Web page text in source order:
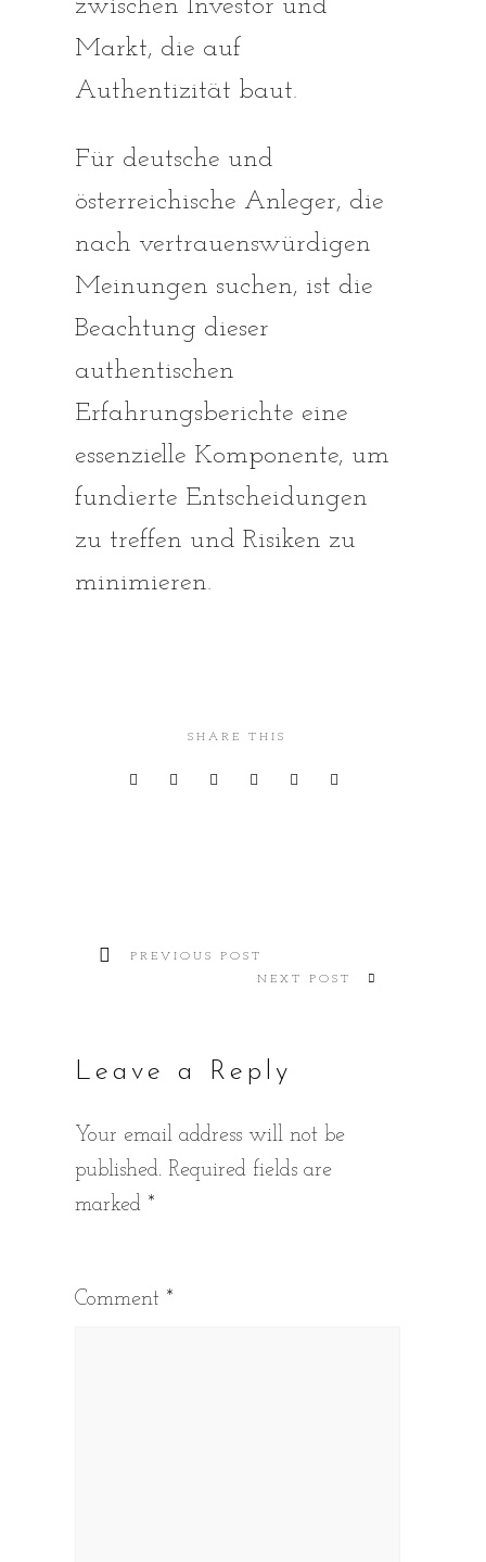
zwischen Investor und
Markt, die auf
Authentizität baut.
Für deutsche und
österreichische Anleger, die
nach vertrauenswürdigen
Meinungen suchen, ist die
Beachtung dieser
authentischen
Erfahrungsberichte eine
essenzielle Komponente, um
fundierte Entscheidungen
zu treffen und Risiken zu
minimieren.
SHARE THIS
PREVIOUS POST
NEXT POST
Leave a Reply
Your email address will not be
published. Required fields are
marked *
Comment *